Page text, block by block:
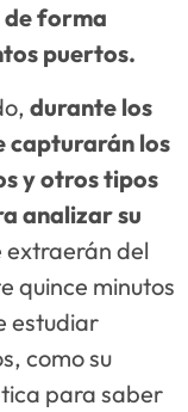
de forma
puertos.
durante los
capturarán los
y otros tipos
analizar su
extraerán del
quince minutos
estudiar
como su
para saber